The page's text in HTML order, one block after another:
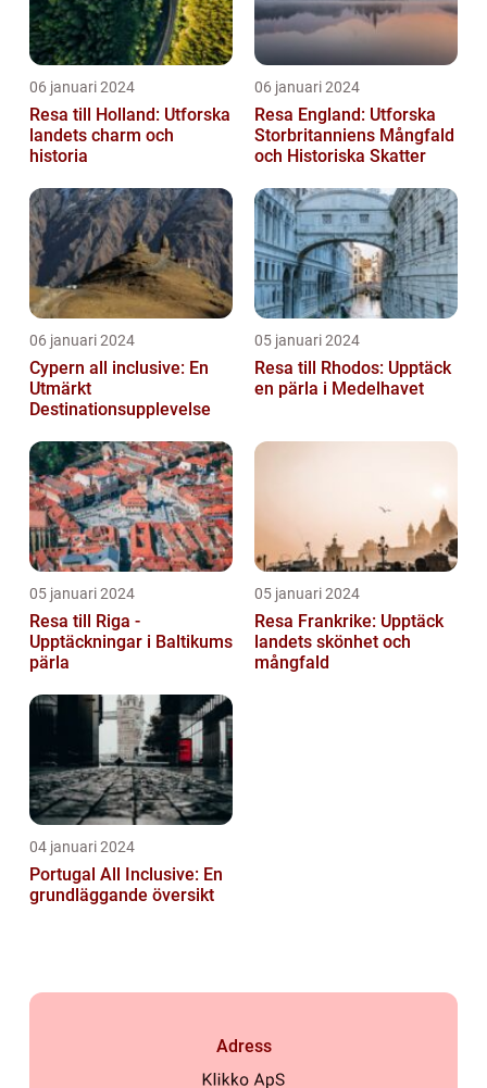
06 januari 2024
Resa till Holland: Utforska
landets charm och
historia
06 januari 2024
Resa England: Utforska
Storbritanniens Mångfald
och Historiska Skatter
06 januari 2024
Cypern all inclusive: En
Utmärkt
Destinationsupplevelse
05 januari 2024
Resa till Rhodos: Upptäck
en pärla i Medelhavet
05 januari 2024
Resa till Riga -
Upptäckningar i Baltikums
pärla
05 januari 2024
Resa Frankrike: Upptäck
landets skönhet och
mångfald
04 januari 2024
Portugal All Inclusive: En
grundläggande översikt
Adress